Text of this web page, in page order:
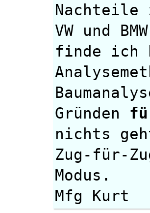
Nachteile
VW und
finde ich
Gründen
nichts
Zug-für-
Modus.
Mfg Kurt